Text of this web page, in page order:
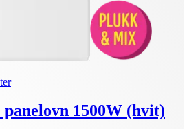
1500W (hvit)